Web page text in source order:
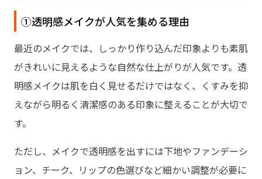
Part5. 透明感のある写真に仕上げるとき
①肌を白くしすぎない
②光エフェクトを控えめに使う
①透明感メイクが人気を集める理由
最近のメイクでは、しっかり作り込んだ印象よりも素肌
がきれいに見えるような自然な仕上がりが人気です。透
明感メイクは肌を白く見せるだけではなく、くすみを抑
えながら明るく清潔感のある印象に整えることが大切で
す。
ただし、メイクで透明感を出すには下地やファンデーシ
ョン、チーク、リップの色選びなど細かい調整が必要に